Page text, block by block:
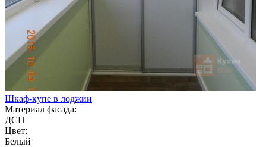
Шкаф-купе в лоджии
Материал фасада:
ДСП
Цвет:
Белый